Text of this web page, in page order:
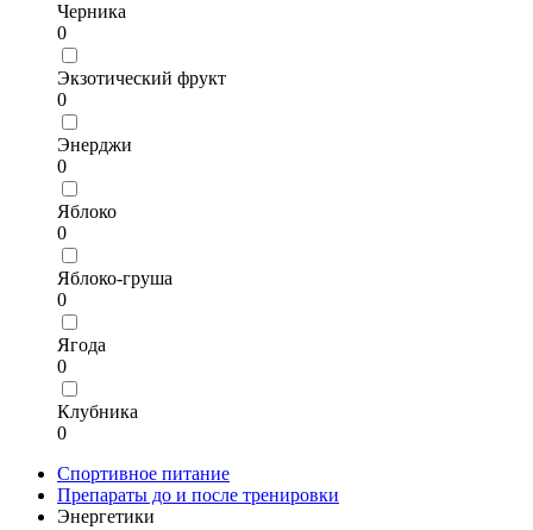
Черника
0
Экзотический фрукт
0
Энерджи
0
Яблоко
0
Яблоко-груша
0
Ягода
0
Клубника
0
Спортивное питание
Препараты до и после тренировки
Энергетики